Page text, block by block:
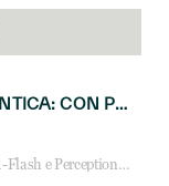
CYBERSECURITY AGENTICA: CON PERCEPTION E MAI-CYBER-1-FLASH MICROSOFT APRE NUOVI SERVIZI PER IL CANALE
Microsoft lancia MAI-Cyber-1-Flash e Perception: cybersecurity agentica in preview dal 3 novembre. Cosa cambia per MSP, system integrator e reseller.